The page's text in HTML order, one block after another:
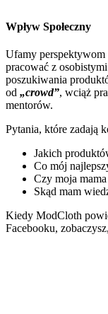
Wpływ Społeczny
Ufamy
pracować z
poszukiwania
od „crowd”, wciąż
mentorów.
Pytania, które zadają
Jakich
Co mój
Czy moja
Skąd mam
Kiedy ModCloth
Facebooku,